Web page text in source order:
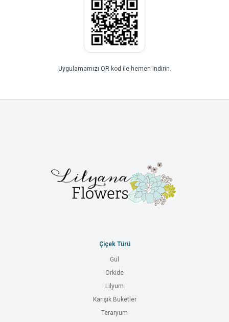
Uygulamamızı QR kod ile hemen indirin.
Çiçek Türü
Gül
Orkide
Lilyum
Karışık Buketler
Teraryum